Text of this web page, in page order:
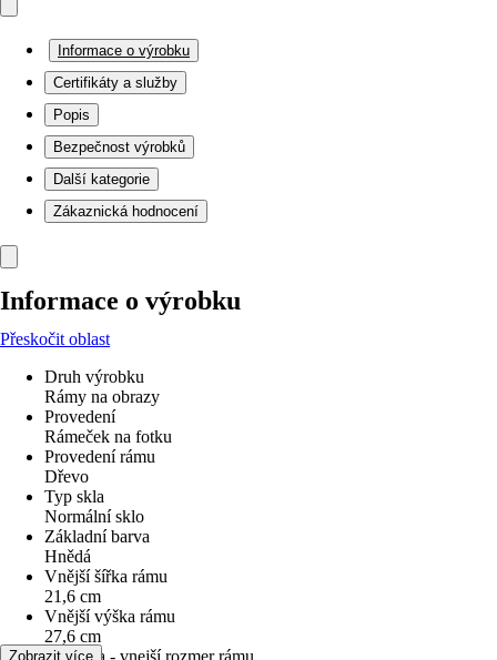
Informace o výrobku
Certifikáty a služby
Popis
Bezpečnost výrobků
Další kategorie
Zákaznická hodnocení
Informace o výrobku
Přeskočit oblast
Druh výrobku
Rámy na obrazy
Provedení
Rámeček na fotku
Provedení rámu
Dřevo
Typ skla
Normální sklo
Základní barva
Hnědá
Vnější šířka rámu
21,6 cm
Vnější výška rámu
27,6 cm
Hloubka - vnejší rozmer rámu
Zobrazit více